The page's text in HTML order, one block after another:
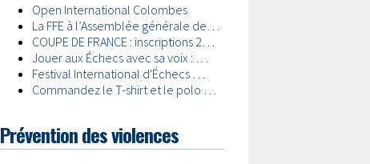
Prévention des violences